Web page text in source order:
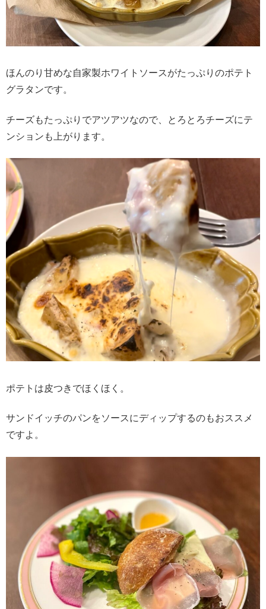
ほんのり甘めな自家製ホワイトソースがたっぷりのポテト
グラタンです。
チーズもたっぷりでアツアツなので、とろとろチーズにテ
ンションも上がります。
ポテトは皮つきでほくほく。
サンドイッチのパンをソースにディップするのもおススメ
ですよ。